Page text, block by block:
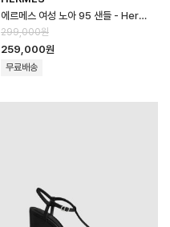
에르메스 여성 노아 95 샌들 - Hermes Womens Noa 95 sandal - h…
299,000원
259,000원
무료배송